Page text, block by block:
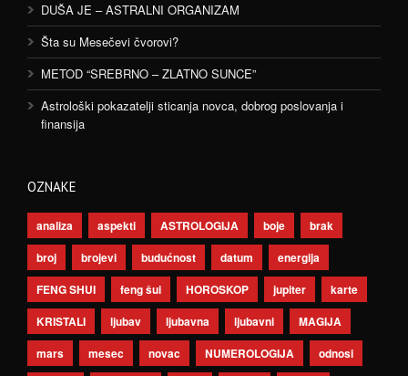
DUŠA JE – ASTRALNI ORGANIZAM
Šta su Mesečevi čvorovi?
METOD “SREBRNO – ZLATNO SUNCE”
Astrološki pokazatelji sticanja novca, dobrog poslovanja i
finansija
OZNAKE
analiza aspekti ASTROLOGIJA boje
brak
broj
brojevi budućnost datum
energija
FENG SHUI
feng šui HOROSKOP jupiter
karte
KRISTALI
ljubav ljubavna ljubavni
MAGIJA
mars
mesec novac NUMEROLOGIJA
odnosi